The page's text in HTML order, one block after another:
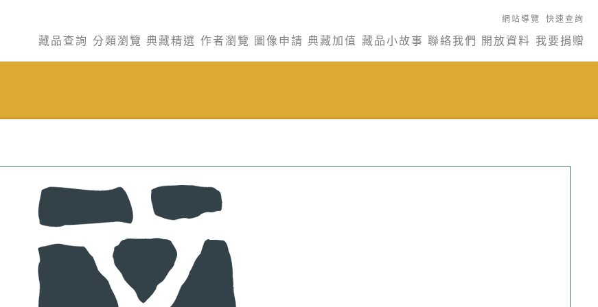
網站導覽 快速查詢
藏品查詢 分類瀏覽 典藏精選 作者瀏覽 圖像申請 典藏加值 藏品小故事 聯絡我們 開放資料 我要捐贈